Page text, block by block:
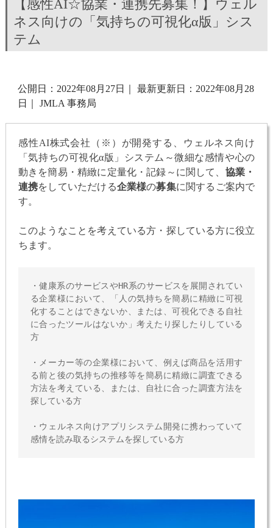
【感性AI☆協業・連携先募集！】ウェル
ネス向けの「気持ちの可視化α版」シス
テム
公開日：2022年08月27日
最新更新日：2022年08月28
日
JMLA 事務局
感性AI株式会社（※）が開発する、ウェルネス向け
「気持ちの可視化α版」システム～微細な感情や心の
動きを簡易・精緻に定量化・記録～に関して、 協業・
連携をしていただける企業様の募集に関するご案内で
す。
このようなことを考えている方・探している方に役立
ちます。
・健康系のサービスやHR系のサービスを展開されてい
る企業様において、「人の気持ちを簡易に精緻に可視
化することはできないか、または、可視化できる自社
に合ったツールはないか」考えたり探したりしている
方
・メーカー等の企業様において、例えば商品を活用す
る前と後の気持ちの推移等を簡易に精緻に調査できる
方法を考えている、または、自社に合った調査方法を
探している方
・ウェルネス向けアプリシステム開発に携わっていて
感情を読み取るシステムを探している方